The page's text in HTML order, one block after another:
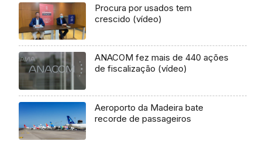
Procura por usados tem
crescido (vídeo)
ANACOM fez mais de 440 ações
de fiscalização (vídeo)
Aeroporto da Madeira bate
recorde de passageiros